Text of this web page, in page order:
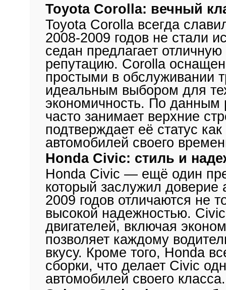
Toyota Corolla: вечный
Toyota Corolla всегда
2008-2009 годов не стали
седан предлагает
репутацию. Corolla
простыми в обслуживании
идеальным выбором для
экономичность. По данным
часто занимает верхние
подтверждает её статус
автомобилей своего
Honda Civic: стиль и
Honda Civic — ещё один
который заслужил
2009 годов отличаются не
высокой надежностью.
двигателей, включая
позволяет каждому
вкусу. Кроме того, Honda
сборки, что делает Civic
автомобилей своего класса.